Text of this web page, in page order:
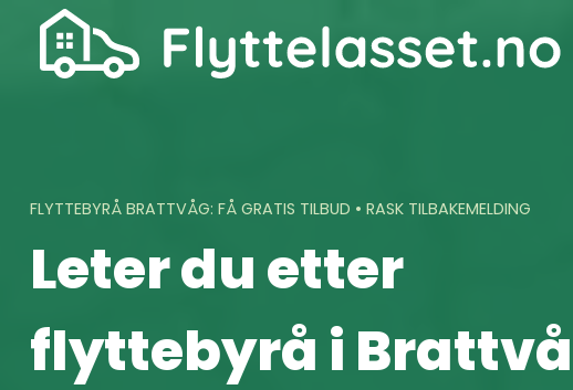
content
FLYTTEBYRÅ BRATTVÅG: FÅ GRATIS TILBUD • RASK TILBAKEMELDING
Leter du etter
flyttebyrå i